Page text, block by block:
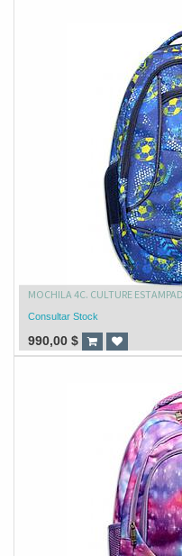
MOCHILA 4C. CULTURE
Consultar Stock
990,00 $